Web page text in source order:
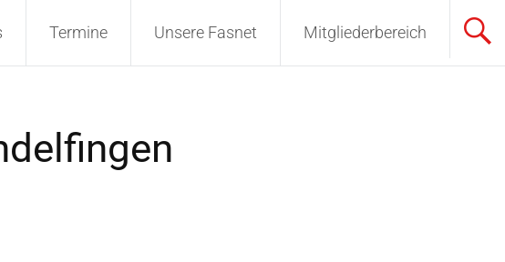
Termine Unsere Fasnet Mitgliederbereich